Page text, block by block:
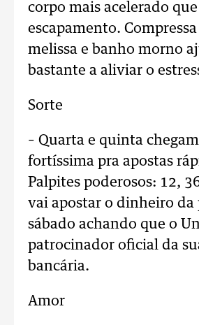
corpo mais acelerado
escapamento.
melissa e banho morno
bastante a aliviar o
Sorte
– Quarta e quinta
fortíssima pra apostas
Palpites poderosos: 12,
vai apostar o dinheiro da
sábado achando que o
patrocinador oficial da
bancária.
Amor